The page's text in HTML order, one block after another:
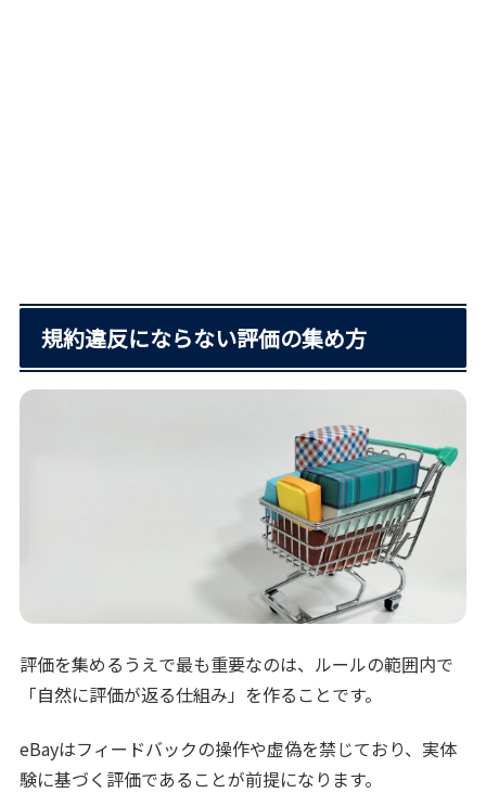
規約違反にならない評価の集め方
評価を集めるうえで最も重要なのは、ルールの範囲内で
「自然に評価が返る仕組み」を作ることです。
eBayはフィードバックの操作や虚偽を禁じており、実体
験に基づく評価であることが前提になります。